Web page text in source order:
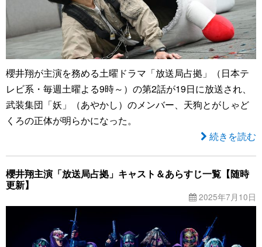
櫻井翔が主演を務める土曜ドラマ「放送局占拠」（日本テ
レビ系・毎週土曜よる9時～）の第2話が19日に放送され、
武装集団「妖」（あやかし）のメンバー、天狗とがしゃど
くろの正体が明らかになった。
続きを読む
櫻井翔主演「放送局占拠」キャスト＆あらすじ一覧【随時
更新】
2025年7月10日